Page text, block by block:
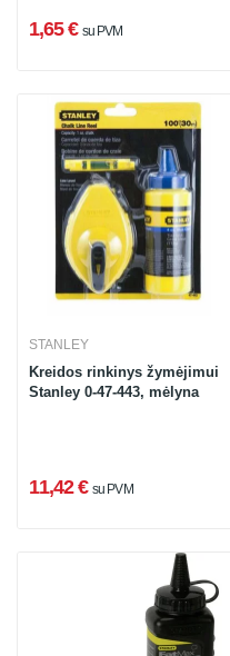
1,65 € su PVM
STANLEY
Kreidos rinkinys žymėjimui
Stanley 0-47-443, mėlyna
11,42 € su PVM